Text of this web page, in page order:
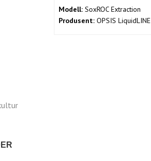
Modell: SoxROC Extraction
Produsent: OPSIS LiquidLINE